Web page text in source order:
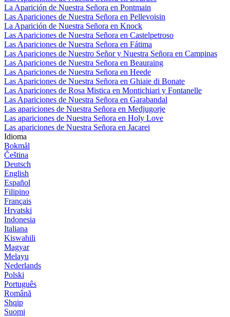
La Aparición de Nuestra Señora en Pontmain
Las Apariciones de Nuestra Señora en Pellevoisin
La Aparición de Nuestra Señora en Knock
Las Apariciones de Nuestra Señora en Castelpetroso
Las Apariciones de Nuestra Señora en Fátima
Las Apariciones de Nuestro Señor y Nuestra Señora en Campinas
Las Apariciones de Nuestra Señora en Beauraing
Las Apariciones de Nuestra Señora en Heede
Las Apariciones de Nuestra Señora en Ghiaie di Bonate
Las Apariciones de Rosa Mistica en Montichiari y Fontanelle
Las Apariciones de Nuestra Señora en Garabandal
Las apariciones de Nuestra Señora en Medjugorje
Las apariciones de Nuestra Señora en Holy Love
Las apariciones de Nuestra Señora en Jacarei
Idioma
Bokmål
Čeština
Deutsch
English
Español
Filipino
Français
Hrvatski
Indonesia
Italiana
Kiswahili
Magyar
Melayu
Nederlands
Polski
Português
Română
Shqip
Suomi